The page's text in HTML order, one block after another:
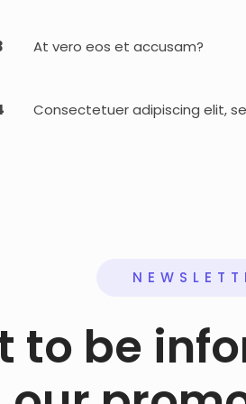
At vero eos et accusam?
Consectetuer adipiscing elit,
to be